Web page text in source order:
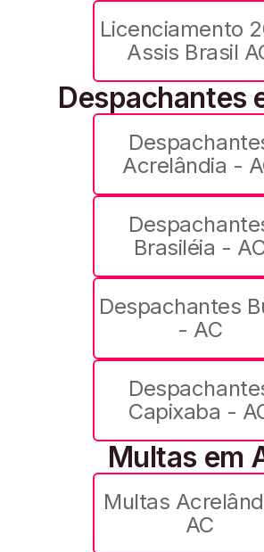
Licenciamento
Assis Brasil
Despachantes
Acrelândia -
Brasiléia -
Despachantes
- AC
Capixaba -
Multas em
Multas
AC